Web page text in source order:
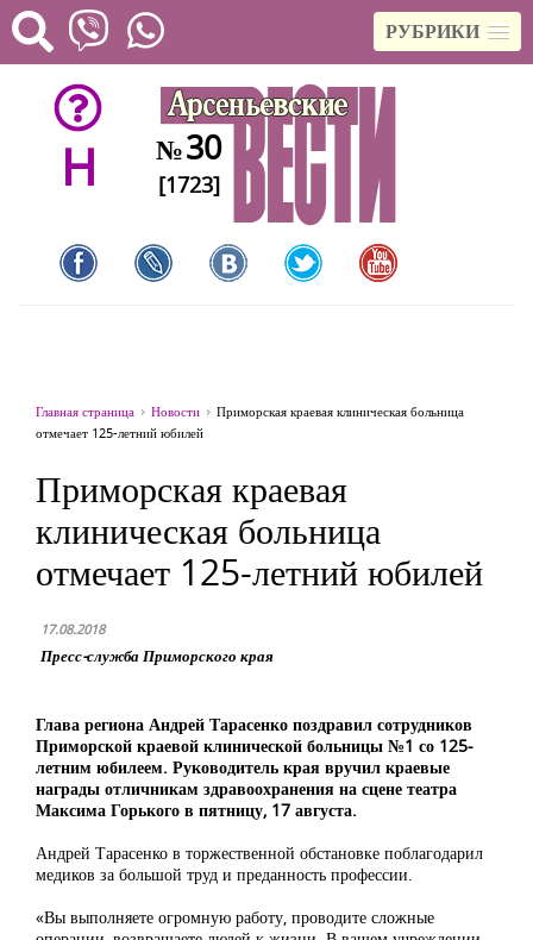
РУБРИКИ
H №30
[1723]
Главная страница Новости
Приморская краевая клиническая больница
отмечает 125-летний юбилей
Приморская краевая
клиническая больница
отмечает 125-летний юбилей
17.08.2018
Пресс-служба Приморского края
Глава региона Андрей Тарасенко поздравил сотрудников
Приморской краевой клинической больницы №1 со 125-
летним юбилеем. Руководитель края вручил краевые
награды отличникам здравоохранения на сцене театра
Максима Горького в пятницу, 17 августа.
Андрей Тарасенко в торжественной обстановке поблагодарил
медиков за большой труд и преданность профессии.
«Вы выполняете огромную работу, проводите сложные